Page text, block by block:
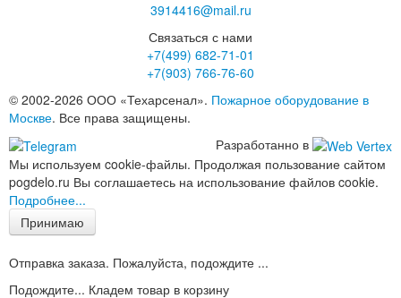
3914416@mail.ru
Связаться с нами
+7(499) 682-71-01
+7(903) 766-76-60
© 2002-2026 ООО «Техарсенал». Пожарное оборудование в
Москве. Все права защищены.
Разработанно в
Мы используем cookie-файлы. Продолжая пользование сайтом
pogdelo.ru Вы соглашаетесь на использование файлов cookie.
Подробнее...
Принимаю
Отправка заказа. Пожалуйста, подождите ...
Подождите... Кладем товар в корзину